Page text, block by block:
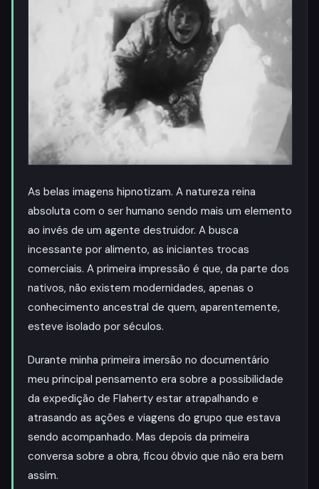
As belas imagens hipnotizam. A natureza reina
absoluta com o ser humano sendo mais um elemento
ao invés de um agente destruidor. A busca
incessante por alimento, as iniciantes trocas
comerciais. A primeira impressão é que, da parte dos
nativos, não existem modernidades, apenas o
conhecimento ancestral de quem, aparentemente,
esteve isolado por séculos.
Durante minha primeira imersão no documentário
meu principal pensamento era sobre a possibilidade
da expedição de Flaherty estar atrapalhando e
atrasando as ações e viagens do grupo que estava
sendo acompanhado. Mas depois da primeira
conversa sobre a obra, ficou óbvio que não era bem
assim.